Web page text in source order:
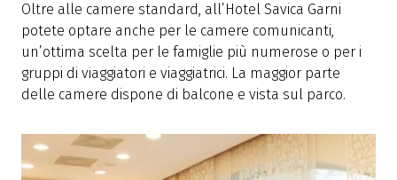
Oltre alle camere standard, all’Hotel Savica Garni
potete optare anche per le camere comunicanti,
un’ottima scelta per le famiglie più numerose o per i
gruppi di viaggiatori e viaggiatrici. La maggior parte
delle camere dispone di balcone e vista sul parco.